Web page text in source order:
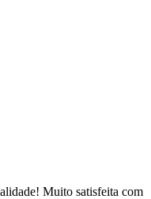
Muito satisfeita com